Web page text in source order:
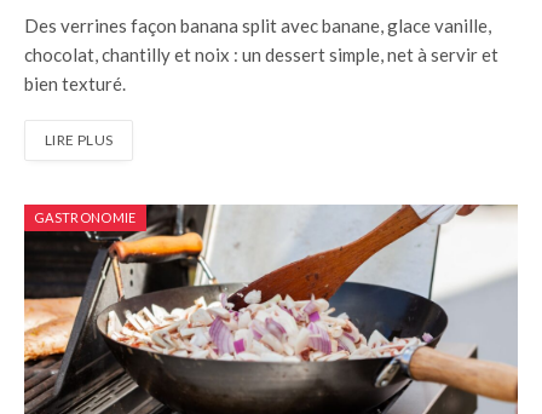
Des verrines façon banana split avec banane, glace vanille,
chocolat, chantilly et noix : un dessert simple, net à servir et
bien texturé.
LIRE PLUS
GASTRONOMIE